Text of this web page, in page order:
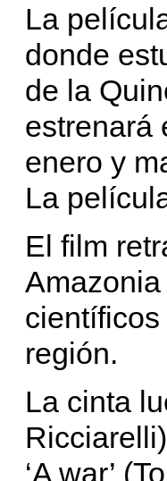
La
donde
de la
estrenará
enero y
La
El film
región.
La cinta
‘A war’